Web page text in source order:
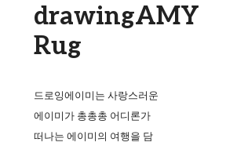
drawingAMY
Rug
드로잉에이미는 사랑스러운
에이미가 총총총 어디론가
떠나는 에이미의 여행을 담